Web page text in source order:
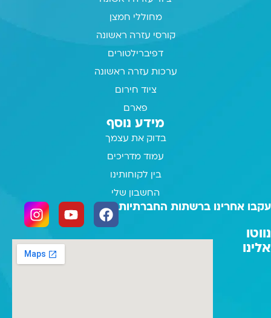
מחוללי חמצן
קורסי עזרה ראשונה
דפיברילטורים
ערכות עזרה ראשונה
ציוד חירום
פארם
מידע נוסף
בדוק את עצמך
עמוד מדריכים
בין לקוחותינו
החשבון שלי
עקבו אחרינו ברשתות החברתיות
נווטו
אלינו